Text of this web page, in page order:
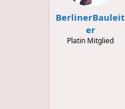
BerlinerBauleit
er
Platin Mitglied